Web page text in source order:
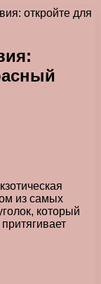
откройте для
из самых
который